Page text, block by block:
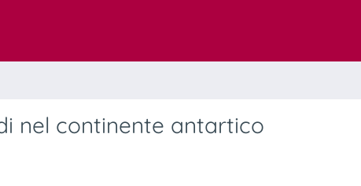
nel continente antartico